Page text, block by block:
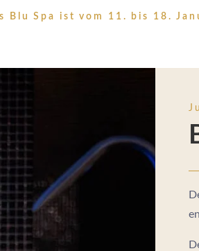
Blu Spa ist vom 11. bis 18.